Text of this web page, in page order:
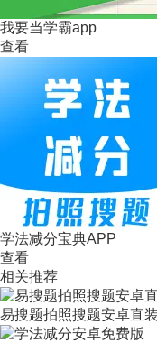
我要当学霸app
查看
学法减分宝典APP
查看
相关推荐
易搜题拍照搜题安卓直